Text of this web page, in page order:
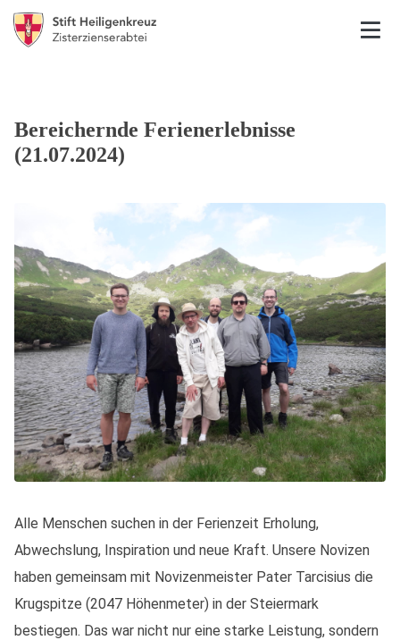
Bereichernde Ferienerlebnisse
(21.07.2024)
Alle Menschen suchen in der Ferienzeit Erholung,
Abwechslung, Inspiration und neue Kraft. Unsere Novizen
haben gemeinsam mit Novizenmeister Pater Tarcisius die
Krugspitze (2047 Höhenmeter) in der Steiermark
bestiegen. Das war nicht nur eine starke Leistung, sondern